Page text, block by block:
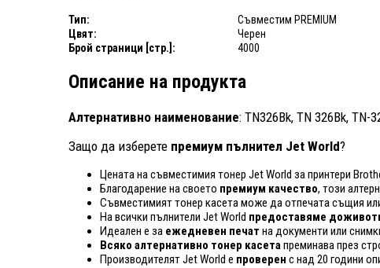
Тип:
Съвместим PREMIUM
Цвят:
Черен
Брой страници [стр.]:
4000
Описание на продукта
Алтернативно наименование: TN326Bk, TN 326Bk, TN-
Защо да изберете премиум пълнител Jet World?
Цената на съвместимия тонер Jet World за принтери
Благодарение на своето премиум качество, този
Съвместимият тонер касета може да отпечата същия
На всички пълнители Jet World предоставяме
Идеален е за ежедневен печат на документи или
Всяко алтернативно тонер касетапреминава през
Производителят Jet World е проверен с над 20 години